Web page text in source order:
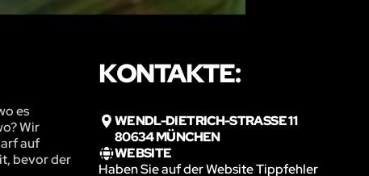
es
Wir
auf
bevor der
KONTAKTE:
WENDL-DIETRICH-STRASSE 11 8
0634 MÜNCHEN
WEBSITE
Haben Sie auf der Website Tippfehler